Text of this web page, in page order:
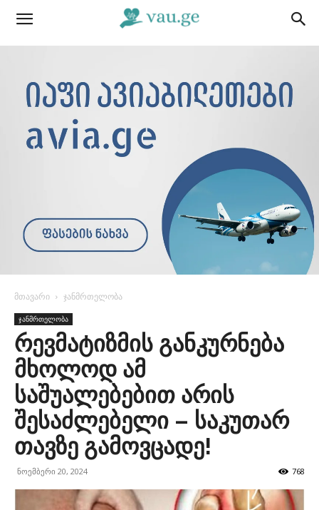
მთავარი ჯანმრთელობა
ჯანმრთელობა
რევმატიზმის განკურნება
მხოლოდ ამ
საშუალებებით არის
შესაძლებელი – საკუთარ
თავზე გამოვცადე!
ნოემბერი 20, 2024 768